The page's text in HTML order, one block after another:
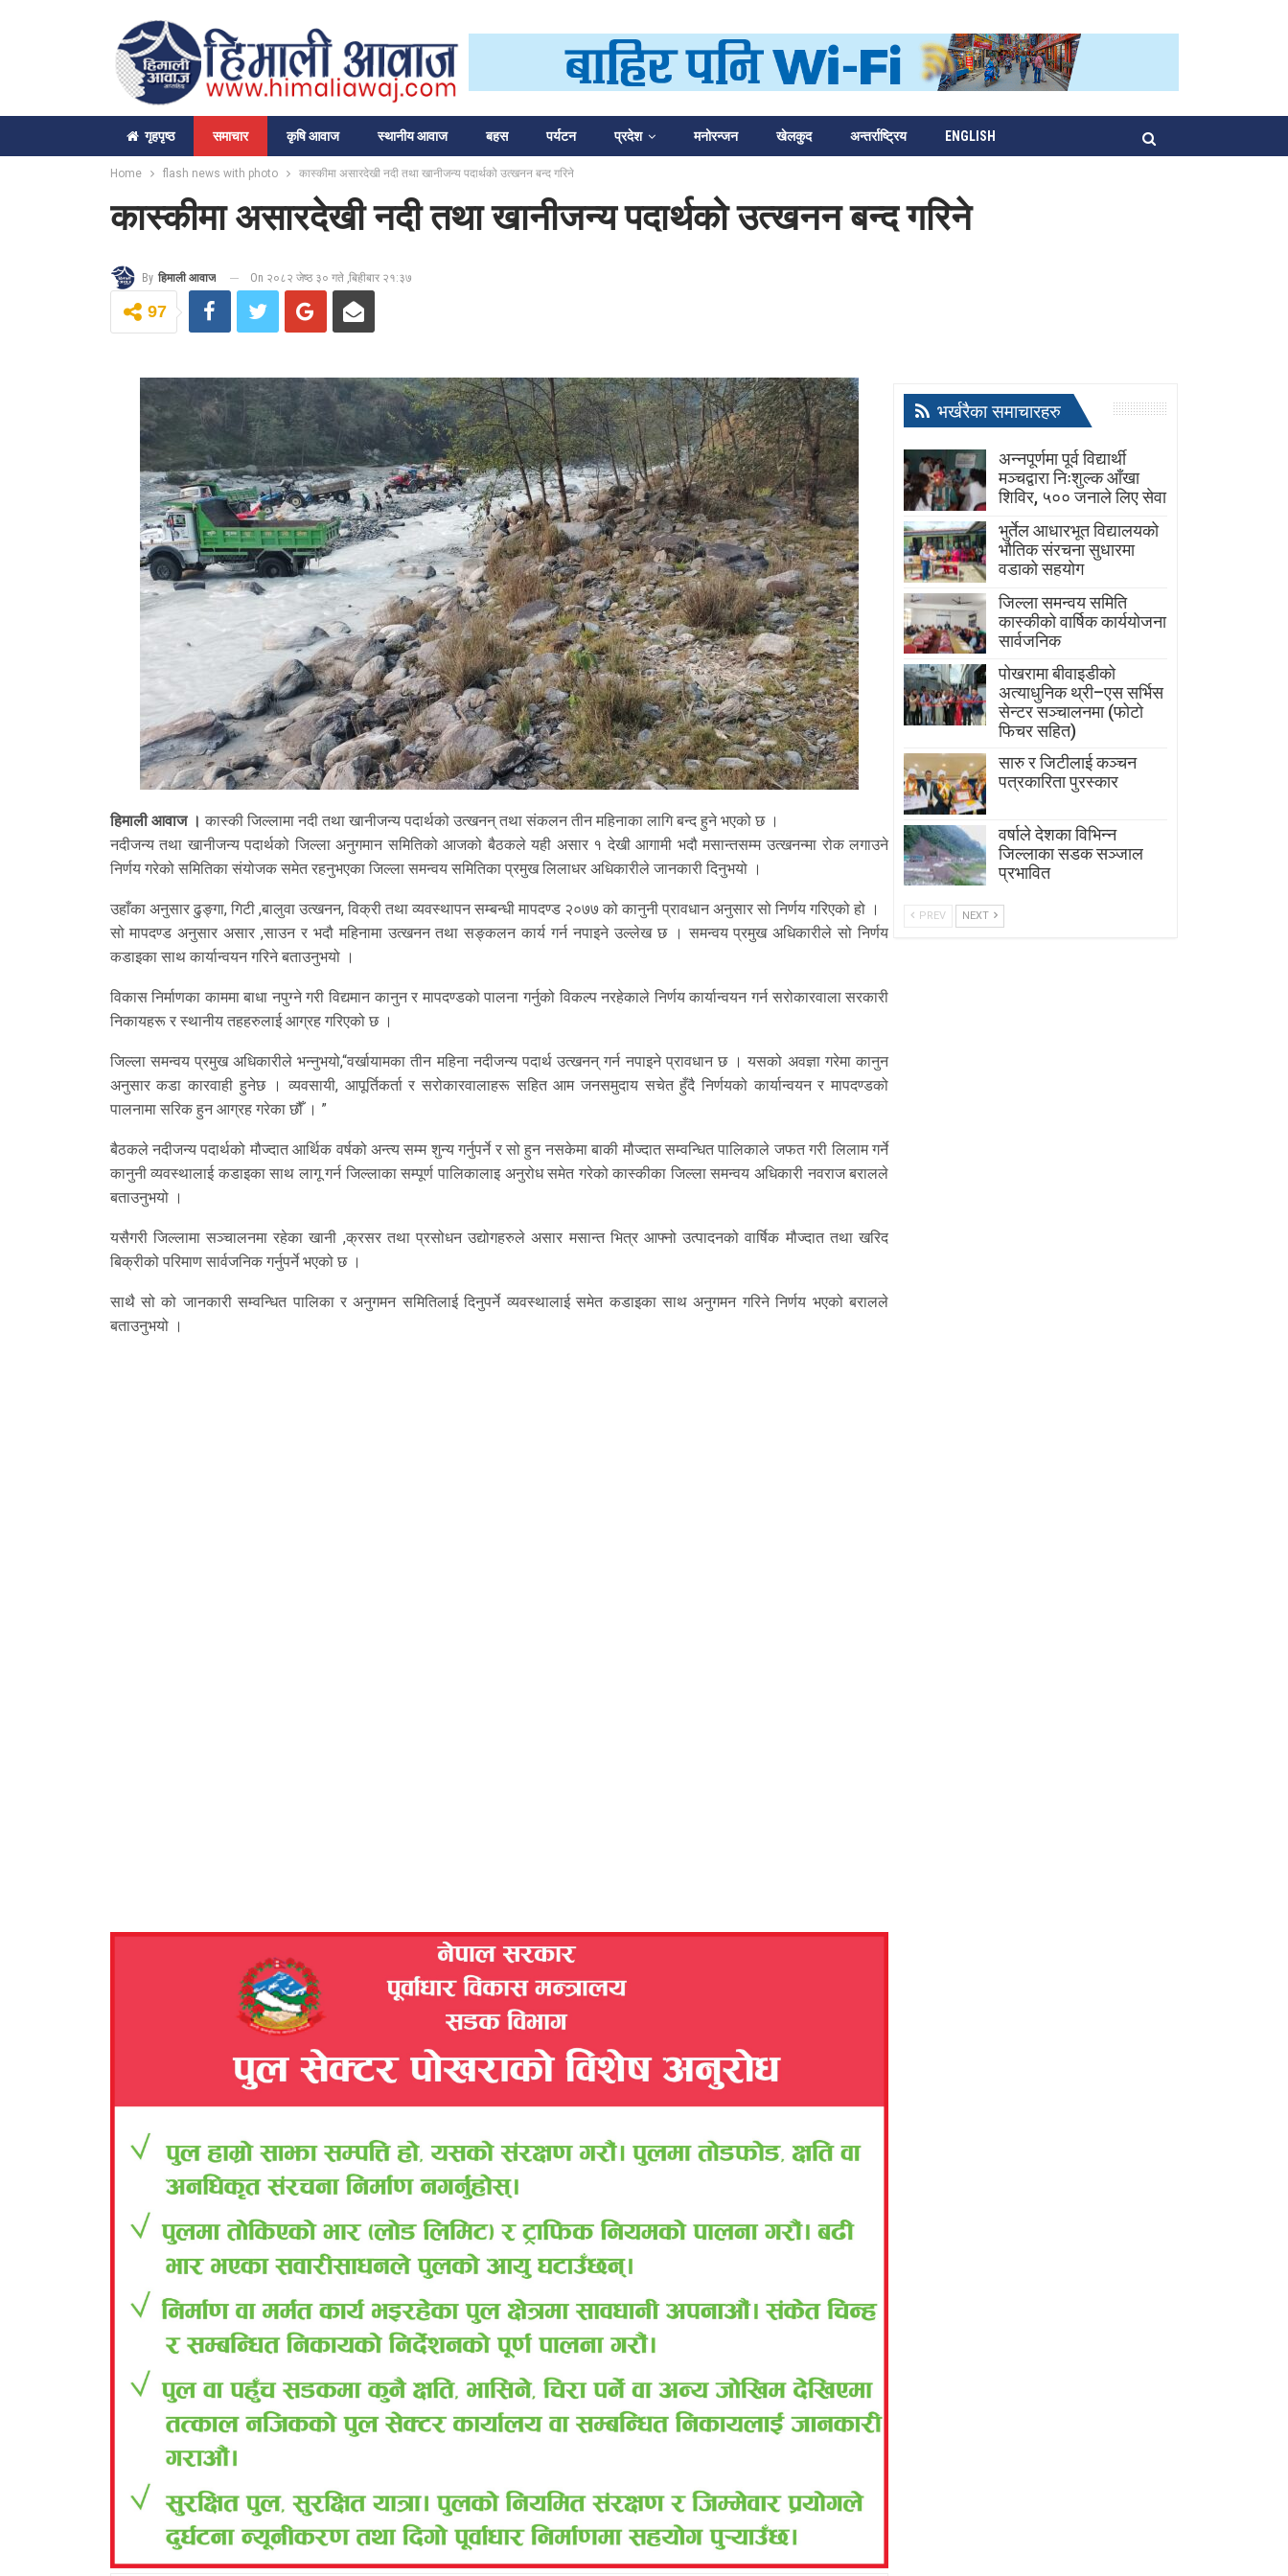
गृहपृष्‍ठ समाचार कृषि आवाज स्थानीय आवाज बहस पर्यटन प्रदेश मनोरन्जन खेलकुद अन्तर्राष्ट्रिय ENGLISH
Home flash news with photo कास्कीमा असारदेखी नदी तथा खानीजन्य पदार्थको उत्खनन बन्द गरिने
कास्कीमा असारदेखी नदी तथा खानीजन्य पदार्थको उत्खनन बन्द गरिने
By हिमाली आवाज On २०८२ जेष्ठ ३० गते ,बिहीबार २१:३७
97
हिमाली आवाज । कास्की जिल्लामा नदी तथा खानीजन्य पदार्थको उत्खनन् तथा संकलन तीन महिनाका लागि बन्द हुने भएको छ ।
नदीजन्य तथा खानीजन्य पदार्थको जिल्ला अनुगमान समितिको आजको बैठकले यही असार १ देखी आगामी भदौ मसान्तसम्म उत्खनन्मा रोक लगाउने
निर्णय गरेको समितिका संयोजक समेत रहनुभएका जिल्ला समन्वय समितिका प्रमुख लिलाधर अधिकारीले जानकारी दिनुभयो ।
उहाँका अनुसार ढुङ्गा, गिटी ,बालुवा उत्खनन, विक्री तथा व्यवस्थापन सम्बन्धी मापदण्ड २०७७ को कानुनी प्रावधान अनुसार सो निर्णय गरिएको हो ।
सो मापदण्ड अनुसार असार ,साउन र भदौ महिनामा उत्खनन तथा सङ्कलन कार्य गर्न नपाइने उल्लेख छ । समन्वय प्रमुख अधिकारीले सो निर्णय
कडाइका साथ कार्यान्वयन गरिने बताउनुभयो ।
विकास निर्माणका काममा बाधा नपुग्ने गरी विद्यमान कानुन र मापदण्डको पालना गर्नुको विकल्प नरहेकाले निर्णय कार्यान्वयन गर्न सरोकारवाला सरकारी
निकायहरू र स्थानीय तहहरुलाई आग्रह गरिएको छ ।
जिल्ला समन्वय प्रमुख अधिकारीले भन्नुभयो,“वर्खायामका तीन महिना नदीजन्य पदार्थ उत्खनन् गर्न नपाइने प्रावधान छ । यसको अवज्ञा गरेमा कानुन
अनुसार कडा कारवाही हुनेछ । व्यवसायी, आपूर्तिकर्ता र सरोकारवालाहरू सहित आम जनसमुदाय सचेत हुँदै निर्णयको कार्यान्वयन र मापदण्डको
पालनामा सरिक हुन आग्रह गरेका छौँ । ”
बैठकले नदीजन्य पदार्थको मौज्दात आर्थिक वर्षको अन्त्य सम्म शुन्य गर्नुपर्ने र सो हुन नसकेमा बाकी मौज्दात सम्वन्धित पालिकाले जफत गरी लिलाम गर्ने
कानुनी व्यवस्थालाई कडाइका साथ लागू गर्न जिल्लाका सम्पूर्ण पालिकालाइ अनुरोध समेत गरेको कास्कीका जिल्ला समन्वय अधिकारी नवराज बरालले
बताउनुभयो ।
यसैगरी जिल्लामा सञ्चालनमा रहेका खानी ,क्रसर तथा प्रसोधन उद्योगहरुले असार मसान्त भित्र आफ्नो उत्पादनको वार्षिक मौज्दात तथा खरिद
बिक्रीको परिमाण सार्वजनिक गर्नुपर्ने भएको छ ।
साथै सो को जानकारी सम्वन्धित पालिका र अनुगमन समितिलाई दिनुपर्ने व्यवस्थालाई समेत कडाइका साथ अनुगमन गरिने निर्णय भएको बरालले
बताउनुभयो ।
भर्खरैका समाचारहरु
अन्नपूर्णमा पूर्व विद्यार्थी
मञ्चद्वारा निःशुल्क आँखा
शिविर, ५०० जनाले लिए सेवा
भुर्तेल आधारभूत विद्यालयको
भौतिक संरचना सुधारमा
वडाको सहयोग
जिल्ला समन्वय समिति
कास्कीको वार्षिक कार्ययोजना
सार्वजनिक
पोखरामा बीवाइडीको
अत्याधुनिक थ्री–एस सर्भिस
सेन्टर सञ्चालनमा (फोटो
फिचर सहित)
सारु र जिटीलाई कञ्चन
पत्रकारिता पुरस्कार
वर्षाले देशका विभिन्न
जिल्लाका सडक सञ्जाल
प्रभावित
PREV NEXT